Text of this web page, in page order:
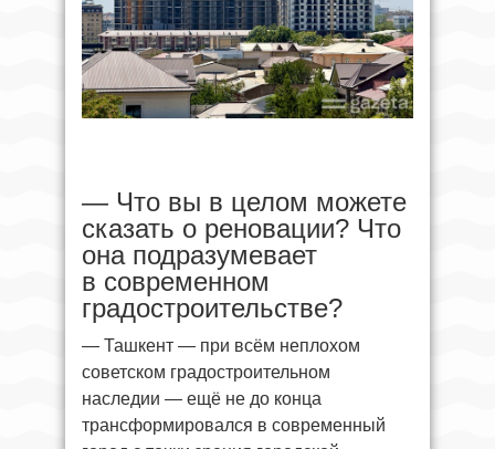
— Что вы в целом можете
сказать о реновации? Что
она подразумевает
в современном
градостроительстве?
— Ташкент — при всём неплохом
советском градостроительном
наследии — ещё не до конца
трансформировался в современный